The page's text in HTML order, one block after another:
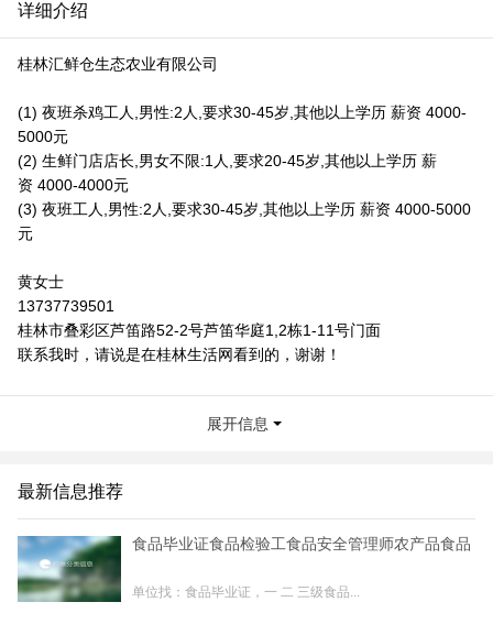
详细介绍
桂林汇鲜仓生态农业有限公司
(1) 夜班杀鸡工人,男性:2人,要求30-45岁,其他以上学历 薪资 4000-
5000元
(2) 生鲜门店店长,男女不限:1人,要求20-45岁,其他以上学历 薪
资 4000-4000元
(3) 夜班工人,男性:2人,要求30-45岁,其他以上学历 薪资 4000-5000
元
黄女士
13737739501
桂林市叠彩区芦笛路52-2号芦笛华庭1,2栋1-11号门面
联系我时，请说是在桂林生活网看到的，谢谢！
展开信息
最新信息推荐
食品毕业证食品检验工食品安全管理师农产品食品
单位找：食品毕业证，一 二 三级食品...